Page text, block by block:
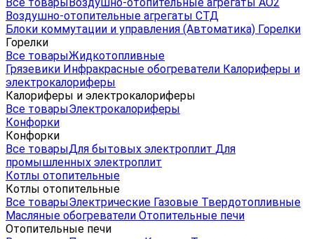
Воздушно-отопительные агрегаты СТД
Блоки коммутации и управления (Автоматика) Горелки
Горелки
Все товарыЖидкотопливные
Грязевики Инфракрасные обогреватели Калориферы и
электрокалориферы
Калориферы и электрокалориферы
Все товарыЭлектрокалориферы
Конфорки
Конфорки
Все товарыДля бытовых электроплит Для
промышленных электроплит
Котлы отопительные
Котлы отопительные
Все товарыЭлектрические Газовые Твердотопливные
Масляные обогреватели Отопительные печи
Отопительные печи